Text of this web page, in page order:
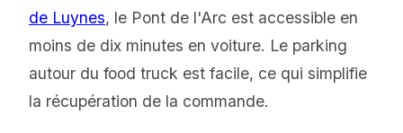
de Luynes, le Pont de l'Arc est accessible en
moins de dix minutes en voiture. Le parking
autour du food truck est facile, ce qui simplifie
la récupération de la commande.